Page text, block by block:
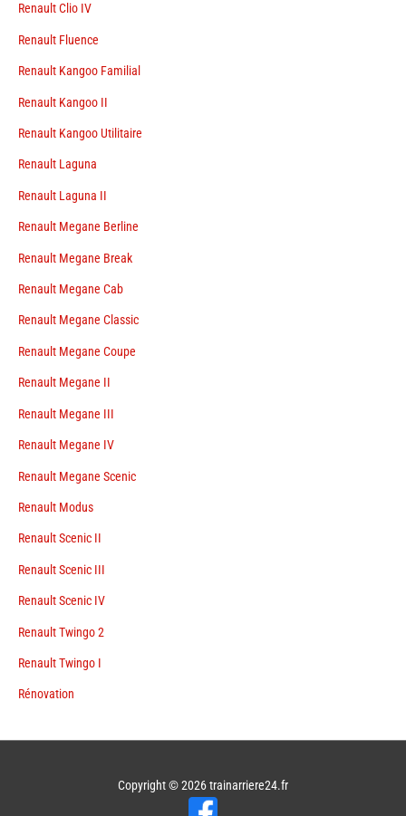
Renault Clio IV
Renault Fluence
Renault Kangoo Familial
Renault Kangoo II
Renault Kangoo Utilitaire
Renault Laguna
Renault Laguna II
Renault Megane Berline
Renault Megane Break
Renault Megane Cab
Renault Megane Classic
Renault Megane Coupe
Renault Megane II
Renault Megane III
Renault Megane IV
Renault Megane Scenic
Renault Modus
Renault Scenic II
Renault Scenic III
Renault Scenic IV
Renault Twingo 2
Renault Twingo I
Rénovation
Copyright © 2026trainarriere24.fr